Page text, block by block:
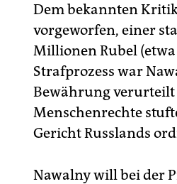
Dem bekannten
vorgeworfen, einer
Millionen Rubel
Strafprozess war
Bewährung verurteilt
Menschenrechte
Gericht Russlands
Nawalny will bei der